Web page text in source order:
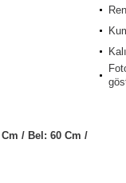
/ Bel: 60 Cm /